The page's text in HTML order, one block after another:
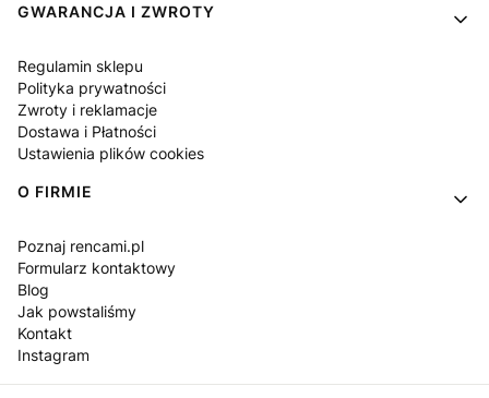
GWARANCJA I ZWROTY
Regulamin sklepu
Polityka prywatności
Zwroty i reklamacje
Dostawa i Płatności
Ustawienia plików cookies
O FIRMIE
Poznaj rencami.pl
Formularz kontaktowy
Blog
Jak powstaliśmy
Kontakt
Instagram